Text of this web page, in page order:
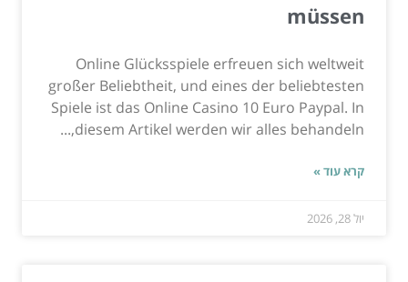
müssen
Online Glücksspiele erfreuen sich weltweit
großer Beliebtheit, und eines der beliebtesten
Spiele ist das Online Casino 10 Euro Paypal. In
diesem Artikel werden wir alles behandeln,...
קרא עוד »
יול 28, 2026